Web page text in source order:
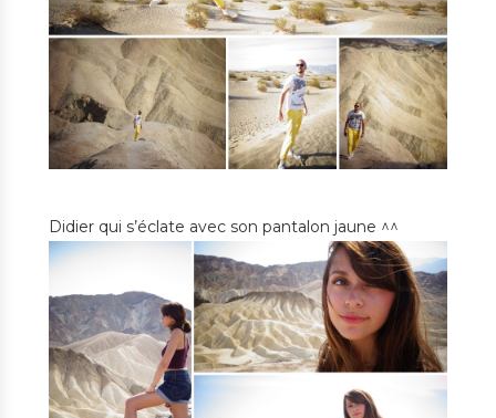
Didier qui s’éclate avec son pantalon jaune ^^